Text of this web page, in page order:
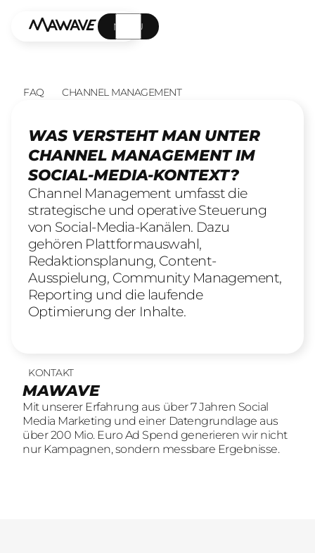
MENÜ
FAQ CHANNEL MANAGEMENT
WAS VERSTEHT MAN UNTER
CHANNEL MANAGEMENT IM
SOCIAL-MEDIA-KONTEXT?
Channel Management umfasst die
strategische und operative Steuerung
von Social-Media-Kanälen. Dazu
gehören Plattformauswahl,
Redaktionsplanung, Content-
Ausspielung, Community Management,
Reporting und die laufende
Optimierung der Inhalte.
KONTAKT
MAWAVE
Mit unserer Erfahrung aus über 7 Jahren Social
Media Marketing und einer Datengrundlage aus
über 200 Mio. Euro Ad Spend generieren wir nicht
nur Kampagnen, sondern messbare Ergebnisse.
UNSERE LEISTUNGEN
SOCIAL LEAD AGENTUR
Mit unserer Erfahrung aus über 7 Jahren Social
Media Marketing und einer Datengrundlage aus
über 200 Mio. Euro Ad Spend generieren wir nicht
nur Kampagnen, sondern messbare Ergebnisse.
23 offene Stellen
KOMM INS TEAM
Wir sind auf der Suche nach motivierten und
engagierten Menschen, die mit kreativen Ideen
und LeidenschaftConsumer Brands auf Social
übersetzen.